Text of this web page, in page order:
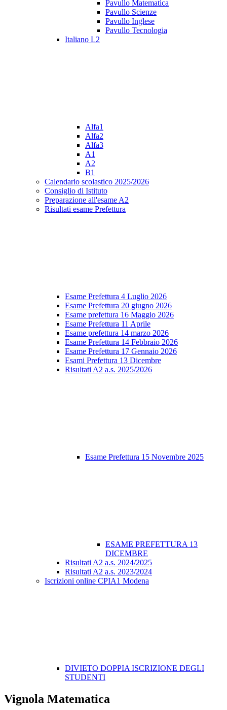
Pavullo Matematica
Pavullo Scienze
Pavullo Inglese
Pavullo Tecnologia
Italiano L2
Alfa1
Alfa2
Alfa3
A1
A2
B1
Calendario scolastico 2025/2026
Consiglio di Istituto
Preparazione all'esame A2
Risultati esame Prefettura
Esame Prefettura 4 Luglio 2026
Esame Prefettura 20 giugno 2026
Esame prefettura 16 Maggio 2026
Esame Prefettura 11 Aprile
Esame prefettura 14 marzo 2026
Esame Prefettura 14 Febbraio 2026
Esame Prefettura 17 Gennaio 2026
Esami Prefettura 13 Dicembre
Risultati A2 a.s. 2025/2026
Esame Prefettura 15 Novembre 2025
ESAME PREFETTURA 13
DICEMBRE
Risultati A2 a.s. 2024/2025
Risultati A2 a.s. 2023/2024
Iscrizioni online CPIA1 Modena
DIVIETO DOPPIA ISCRIZIONE DEGLI
STUDENTI
Vignola Matematica